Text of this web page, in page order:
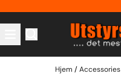
Hopp til innhold
Hjem /Accessories